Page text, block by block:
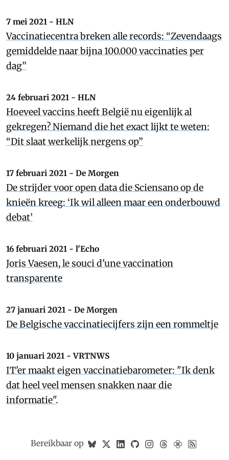
7 mei 2021 - HLN
Vaccinatiecentra breken alle records: “Zevendaags
gemiddelde naar bijna 100.000 vaccinaties per
dag”
24 februari 2021 - HLN
Hoeveel vaccins heeft België nu eigenlijk al
gekregen? Niemand die het exact lijkt te weten:
“Dit slaat werkelijk nergens op”
17 februari 2021 - De Morgen
De strijder voor open data die Sciensano op de
knieën kreeg: ‘Ik wil alleen maar een onderbouwd
debat’
16 februari 2021 - l'Echo
Joris Vaesen, le souci d'une vaccination
transparente
27 januari 2021 - De Morgen
De Belgische vaccinatiecijfers zijn een rommeltje
10 januari 2021 - VRTNWS
IT'er maakt eigen vaccinatiebarometer: "Ik denk
dat heel veel mensen snakken naar die
informatie".
Bereikbaar op